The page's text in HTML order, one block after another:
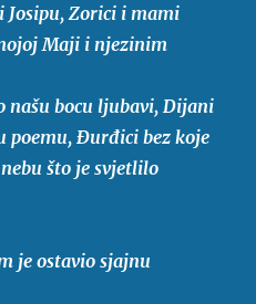
Zorici i mami
Maji i njezinim
našu bocu ljubavi, Dijani
poemu, Đurđici bez koje
što je svjetlilo
je ostavio sjajnu